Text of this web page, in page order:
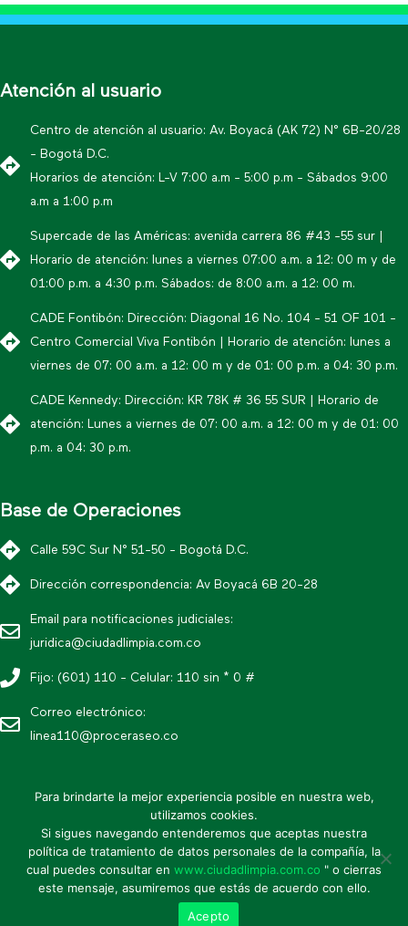
Atención al usuario
Centro de atención al usuario: Av. Boyacá (AK 72) N° 6B-20/28
- Bogotá D.C.
Horarios de atención: L-V 7:00 a.m - 5:00 p.m - Sábados 9:00
a.m a 1:00 p.m
Supercade de las Américas: avenida carrera 86 #43 -55 sur |
Horario de atención: lunes a viernes 07:00 a.m. a 12: 00 m y de
01:00 p.m. a 4:30 p.m. Sábados: de 8:00 a.m. a 12: 00 m.
CADE Fontibón: Dirección: Diagonal 16 No. 104 - 51 OF 101 -
Centro Comercial Viva Fontibón | Horario de atención: lunes a
viernes de 07: 00 a.m. a 12: 00 m y de 01: 00 p.m. a 04: 30 p.m.
CADE Kennedy: Dirección: KR 78K # 36 55 SUR | Horario de
atención: Lunes a viernes de 07: 00 a.m. a 12: 00 m y de 01: 00
p.m. a 04: 30 p.m.
Base de Operaciones
Calle 59C Sur N° 51-50 - Bogotá D.C.
Dirección correspondencia: Av Boyacá 6B 20-28
Email para notificaciones judiciales:
juridica@ciudadlimpia.com.co
Fijo: (601) 110 - Celular: 110 sin * 0 #
Correo electrónico:
linea110@proceraseo.co
* Política editorial y condiciones de uso
* Política de datos personales
* Mapa de sitio
Para brindarte la mejor experiencia posible en nuestra web,
utilizamos cookies.
Si sigues navegando entenderemos que aceptas nuestra
política de tratamiento de datos personales de la compañía, la
cual puedes consultar en www.ciudadlimpia.com.co " o cierras
este mensaje, asumiremos que estás de acuerdo con ello.
Acepto